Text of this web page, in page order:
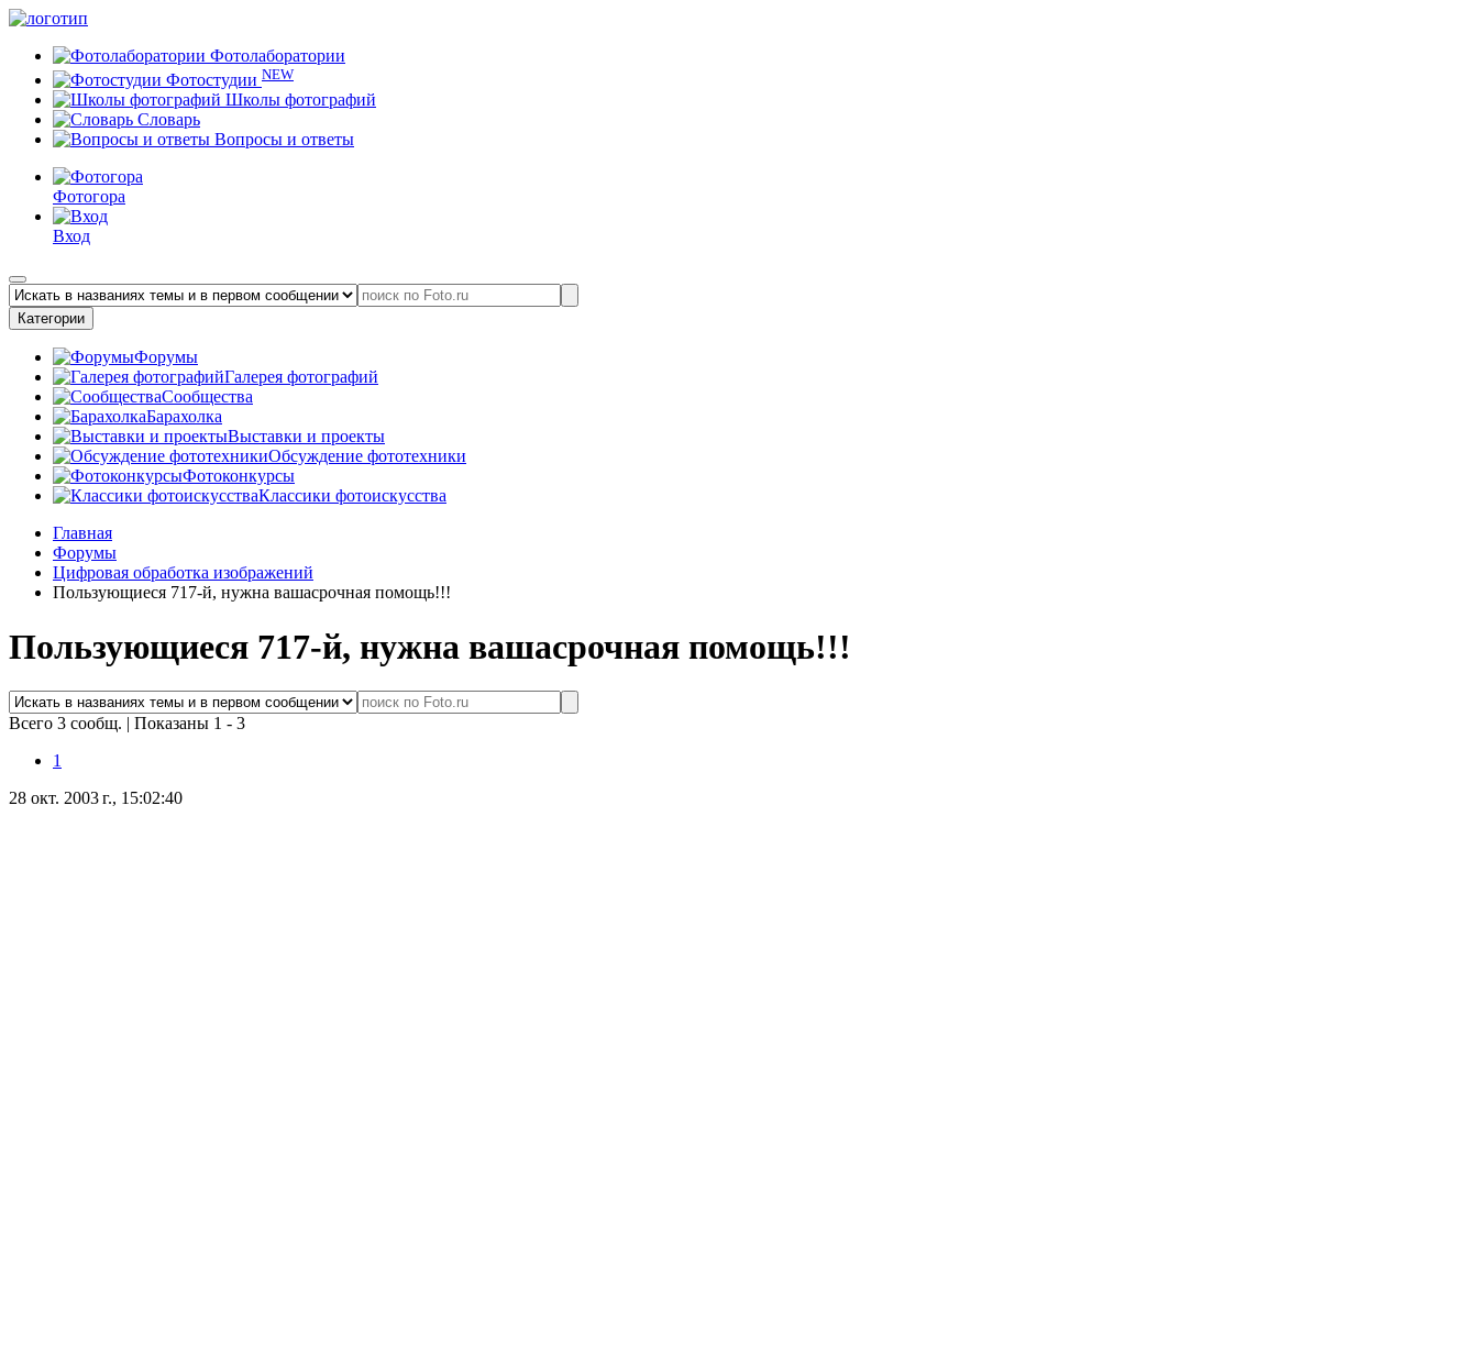
Фотолаборатории
Фотостудии NEW
Школы фотографий
Словарь
Вопросы и ответы
Фотогора
Вход
Категории
Форумы
Галерея фотографий
Сообщества
Барахолка
Выставки и проекты
Обсуждение фототехники
Фотоконкурсы
Классики фотоискусства
Главная
Форумы
Цифровая обработка изображений
Пользующиеся 717-й, нужна вашасрочная помощь!!!
Пользующиеся 717-й, нужна вашасрочная помощь!!!
Всего 3 сообщ. | Показаны 1 - 3
1
28 окт. 2003 г., 15:02:40